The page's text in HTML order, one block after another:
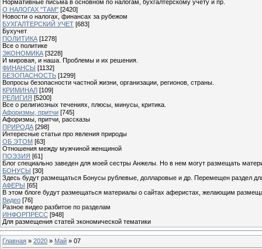
Нормативные письма в основном по налогам, бухгалтерскому учету и пр.
О НАЛОГАХ "ТАМ" [2420]
Новости о налогах, финансах за рубежом
БУХГАЛТЕРСКИЙ УЧЕТ [683]
Бухучет
ПОЛИТИКА [1278]
Все о политике
ЭКОНОМИКА [3228]
И мировая, и наша. Проблемы и их решения.
ФИНАНСЫ [1132]
БЕЗОПАСНОСТЬ [1299]
Вопросы безопасности частной жизни, организации, регионов, страны.
КРИМИНАЛ [109]
РЕЛИГИЯ [5200]
Все о религиозных течениях, плюсы, минусы, критика.
Афоризмы, притчи [745]
Афоризмы, притчи, рассказы
ПРИРОДА [298]
Интересные статьи про явления природы
ОБ ЭТОМ [63]
Отношения между мужчиной женщиной
ПОЭЗИЯ [61]
Блог специально заведен для моей сестры Анжелы. Но в нем могут размещать
БОНУСЫ [30]
Здесь будут размещаться Бонусы рублевые, долларовые и др. Перемещен раздел
АФЕРЫ [65]
В этом блоге будут размещаться материалы о сайтах аферистах, желающим
Видео [76]
Разное видео разбитое по разделам
ИНФОРПРЕСС [948]
Для размещения статей экономической тематики
Главная » 2020 » Май » 07